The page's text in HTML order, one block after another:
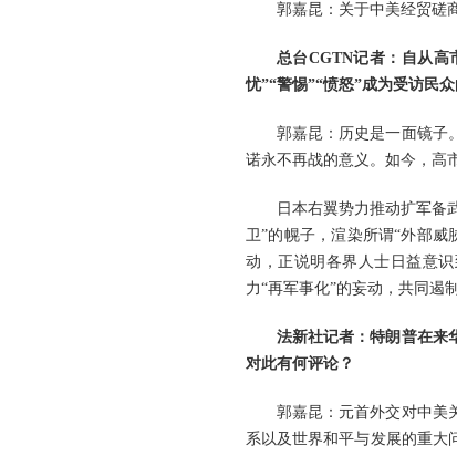
郭嘉昆：关于中美经贸磋
总台CGTN记者：自从高
忧”“警惕”“愤怒”成为受访民
郭嘉昆：历史是一面镜子
诺永不再战的意义。如今，高
日本右翼势力推动扩军备
卫”的幌子，渲染所谓“外部
动，正说明各界人士日益意
力“再军事化”的妄动，共同遏
法新社记者：特朗普在来
对此有何评论？
郭嘉昆：元首外交对中美
系以及世界和平与发展的重大